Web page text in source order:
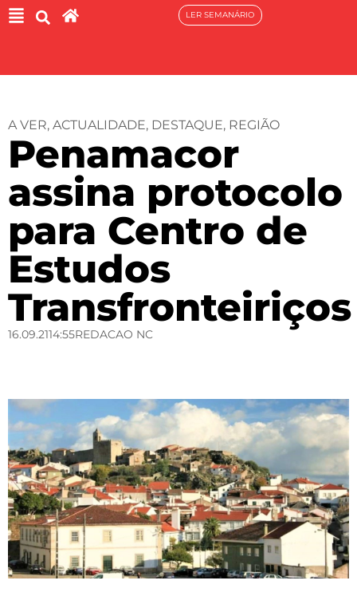
LER SEMANÁRIO
A VER, ACTUALIDADE, DESTAQUE, REGIÃO
Penamacor
assina protocolo
para Centro de
Estudos
Transfronteiriços
16.09.2114:55REDACAO NC